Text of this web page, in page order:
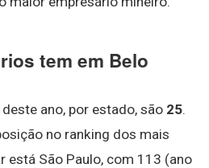
tem em Belo
ano, por estado, são 25.
no ranking dos mais
está São Paulo, com 113 (ano